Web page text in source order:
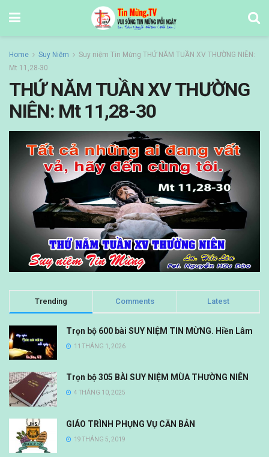
Home Suy Niệm
Suy niệm Tin Mừng THỨ NĂM TUẦN XV THƯỜNG NIÊN:
Mt 11,28-30
THỨ NĂM TUẦN XV THƯỜNG
NIÊN: Mt 11,28-30
Trending Comments Latest
Trọn bộ 600 bài SUY NIỆM TIN MỪNG. Hiền Lâm
11 THÁNG 1, 2026
Trọn bộ 305 BÀI SUY NIỆM MÙA THƯỜNG NIÊN
4 THÁNG 10, 2025
GIÁO TRÌNH PHỤNG VỤ CĂN BẢN
19 THÁNG 5, 2019